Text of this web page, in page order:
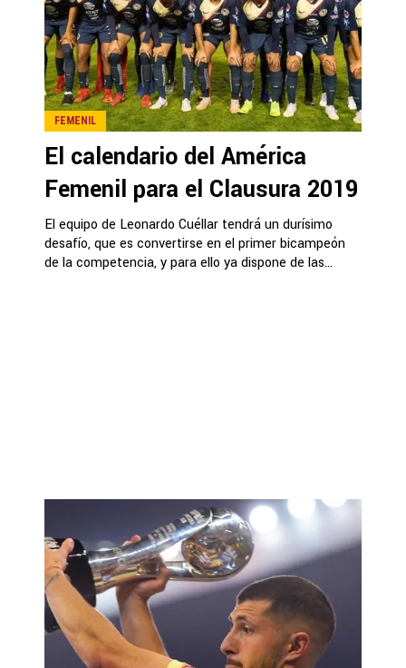
FEMENIL
El calendario del América
Femenil para el Clausura 2019
El equipo de Leonardo Cuéllar tendrá un durísimo
desafío, que es convertirse en el primer bicampeón
de la competencia, y para ello ya dispone de las...